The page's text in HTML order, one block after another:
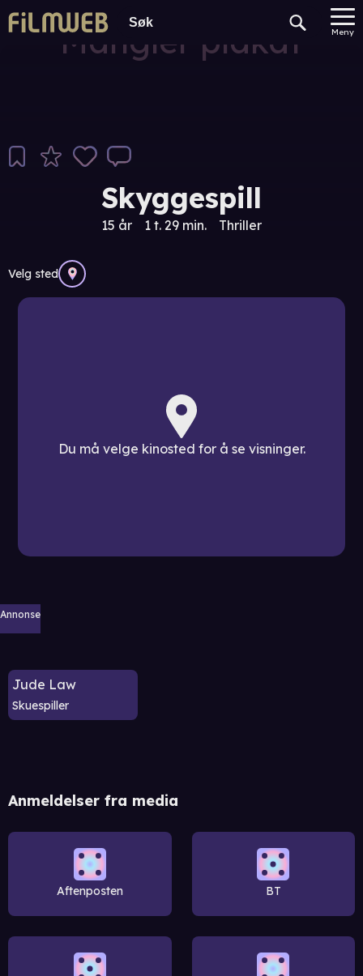
Meny
Mangler plakat
Skyggespill
15 år 1 t. 29 min. Thriller
Velg sted
Du må velge kinosted for å se visninger.
Annonse
Jude Law
Skuespiller
Anmeldelser fra media
Aftenposten BT